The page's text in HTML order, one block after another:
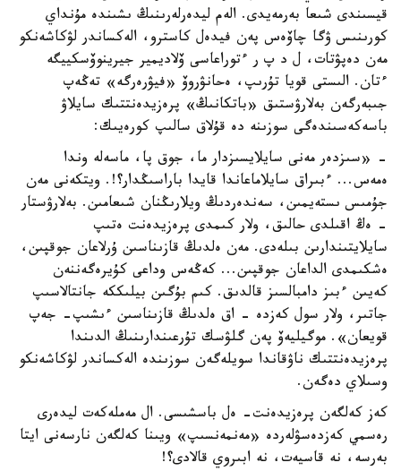
قيسىندى شىعا بەرمەيدى. الەم ليدەرلەرىنىڭ ىشىندە مۇنداي
كورىنىس ۋگا چاۆەس پەن فيدەل كاسترو، الەكساندر لۋكاشەنكو
مەن دەپۋتات، ل د پ ر ءتوراعاسى ۆلاديمير جيرينوۆسكييگە
ءتان. الىستى قويا تۇرىپ، ەحانۋروۆ «فيۋرەرگە» تەڭەپ
جىبەرگەن بەلارۋستىق «باتكانىڭ» پرەزيدەنتتىك سايلاۋ
باسەكەسىندەگى سوزىنە دە قۇلاق سالىپ كورەيىك:
- «سىزدەر مەنى سايلايسىزدار ما، جوق پا، ماسەلە وندا
ەمەس... ءبىراق سايلاماعاندا قايدا باراسىڭدار؟!. ويتكەنى مەن
جۇمىس ىستەيمىن، سەندەردىڭ ويلارىڭنان شىعامىن. بەلارۋستار
- ەڭ اقىلدى حالىق، ولار كىمدى پرەزيدەنت ەتىپ
سايلايتىندارىن بىلەدى. مەن ەلدىڭ قازىناسىن ۇرلاعان جوقپىن،
ەشكىمدى الداعان جوقپىن... كەڭەس وداعى كۇيرەگەننەن
كەيىن ءبىز دامبالسىز قالدىق. كىم بۇگىن بيلىككە جانتالاسىپ
جاتىر، ولار سول كەزدە - اق ەلدىڭ قازىناسىن ءىشىپ- جەپ
قويعان». موگيليەۆ پەن گلۋسك تۇرعىندارىنىڭ الدىندا
پرەزيدەنتتىك ناۋقاندا سويلەگەن سوزىندە الەكساندر لۋكاشەنكو
وسىلاي دەگەن.
كەز كەلگەن پرەزيدەنت- ەل باسشىسى. ال مەملەكەت ليدەرى
رەسمي كەزدەسۋلەردە «مەنمەنسىپ» ويىنا كەلگەن نارسەنى ايتا
بەرسە، نە قاسيەت، نە ابىروي قالادى؟!